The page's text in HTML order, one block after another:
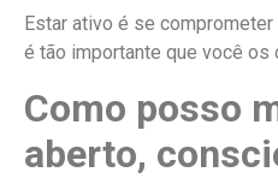
Estar ativo é se
é tão importante que você os
Como posso
aberto,